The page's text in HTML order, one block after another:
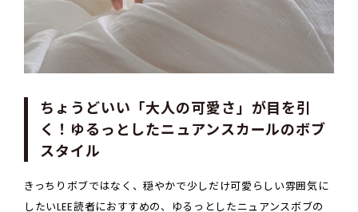
ちょうどいい「大人の可愛さ」が目を引
く！ゆるっとしたニュアンスカールのボブ
スタイル
きっちりボブではなく、穏やかで少しだけ可愛らしい雰囲気に
したいLEE読者におすすめの、ゆるっとしたニュアンスボブの